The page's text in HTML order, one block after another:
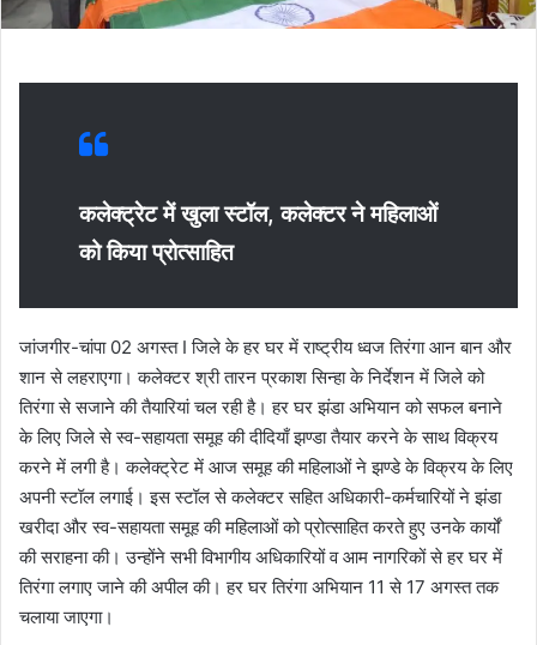
कलेक्ट्रेट में खुला स्टॉल, कलेक्टर ने महिलाओं
को किया प्रोत्साहित
जांजगीर-चांपा 02 अगस्त I जिले के हर घर में राष्ट्रीय ध्वज तिरंगा आन बान और
शान से लहराएगा। कलेक्टर श्री तारन प्रकाश सिन्हा के निर्देशन में जिले को
तिरंगा से सजाने की तैयारियां चल रही है। हर घर झंडा अभियान को सफल बनाने
के लिए जिले से स्व-सहायता समूह की दीदियाँ झण्डा तैयार करने के साथ विक्रय
करने में लगी है। कलेक्ट्रेट में आज समूह की महिलाओं ने झण्डे के विक्रय के लिए
अपनी स्टॉल लगाई। इस स्टॉल से कलेक्टर सहित अधिकारी-कर्मचारियों ने झंडा
खरीदा और स्व-सहायता समूह की महिलाओं को प्रोत्साहित करते हुए उनके कार्यों
की सराहना की। उन्होंने सभी विभागीय अधिकारियों व आम नागरिकों से हर घर में
तिरंगा लगाए जाने की अपील की। हर घर तिरंगा अभियान 11 से 17 अगस्त तक
चलाया जाएगा।